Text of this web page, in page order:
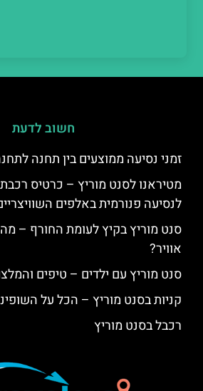
חשוב לדעת
זמני נסיעה ממוצעים בין תחנה
מטיראנו לסנט מוריץ – כרטיס
לנסיעה פנורמית באלפים
סנט מוריץ בקיץ לעומת החורף –
אוויר?
סנט מוריץ עם ילדים – טיפים
קניות בסנט מוריץ – הכל על
רכבל בסנט מוריץ